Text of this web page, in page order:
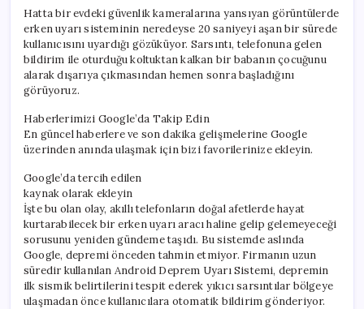
Hatta bir evdeki güvenlik kameralarına yansıyan görüntülerde
erken uyarı sisteminin neredeyse 20 saniyeyi aşan bir sürede
kullanıcısını uyardığı gözüküyor. Sarsıntı, telefonuna gelen
bildirim ile oturduğu koltuktan kalkan bir babanın çocuğunu
alarak dışarıya çıkmasından hemen sonra başladığını
görüyoruz.
Haberlerimizi Google’da Takip Edin
En güncel haberlere ve son dakika gelişmelerine Google
üzerinden anında ulaşmak için bizi favorilerinize ekleyin.
Google’da tercih edilen
kaynak olarak ekleyin
İşte bu olan olay, akıllı telefonların doğal afetlerde hayat
kurtarabilecek bir erken uyarı aracı haline gelip gelemeyeceği
sorusunu yeniden gündeme taşıdı. Bu sistemde aslında
Google, depremi önceden tahmin etmiyor. Firmanın uzun
süredir kullanılan Android Deprem Uyarı Sistemi, depremin
ilk sismik belirtilerini tespit ederek yıkıcı sarsıntılar bölgeye
ulaşmadan önce kullanıcılara otomatik bildirim gönderiyor.